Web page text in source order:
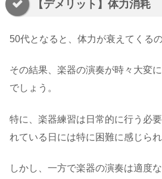
【デメリット】体力消耗
50代となると、体力が衰えてくる
その結果、楽器の演奏が時々大変
でしょう。
特に、楽器練習は日常的に行う必
れている日には特に困難に感じら
しかし、一方で楽器の演奏は適度